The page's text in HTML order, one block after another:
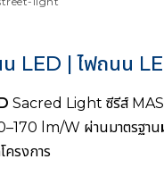
น LED | ไฟถนน
Sacred Light ซีรีส์
lm/W ผ่านมาตรฐาน
รงการ